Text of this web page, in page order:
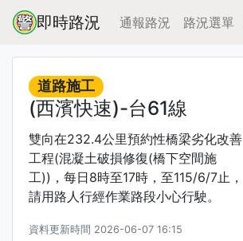
即時路況 通報路況 路況選單
道路施工
(西濱快速)-台61線
雙向在232.4公里預約性橋梁劣化改善
工程(混凝土破損修復(橋下空間施
工))，每日8時至17時，至115/6/7止，
請用路人行經作業路段小心行駛。
資料更新時間 2026-06-07 16:15